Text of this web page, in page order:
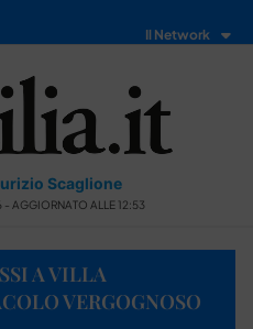
Il Network
Scaglione
AGGIORNATO ALLE 12:53
A VILLA
VERGOGNOSO